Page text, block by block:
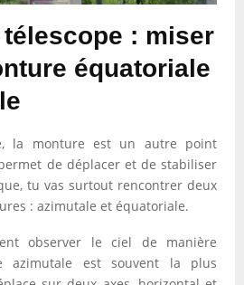
télescope : miser
équatoriale
la monture est un autre point
de déplacer et de stabiliser
tu vas surtout rencontrer deux
: azimutale et équatoriale.
observer le ciel de manière
azimutale est souvent la plus